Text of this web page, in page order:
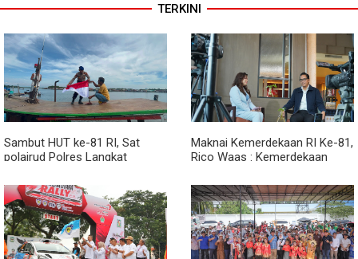
TERKINI
Sambut HUT ke-81 RI, Sat
polairud Polres Langkat
kepada Nelayan
Maknai Kemerdekaan RI Ke-81,
Rico Waas : Kemerdekaan
Lewat Peningkatan Pelayanan
Primer